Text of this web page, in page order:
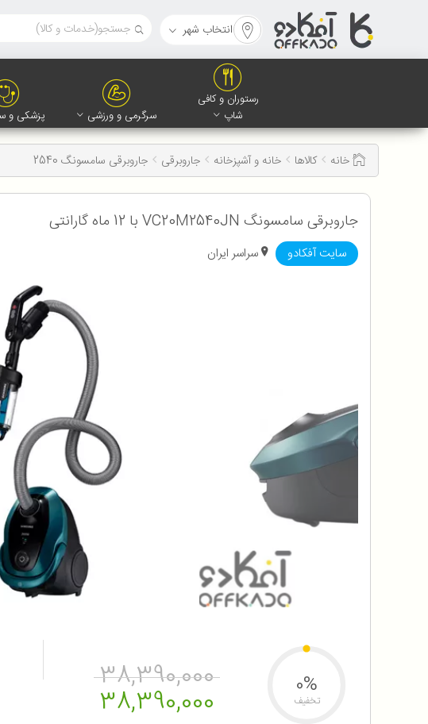
انتخاب شهر
رستوران و کافی
شاپ
سرگرمی و ورزشی پزشکی و
خانه کالاها خانه و آشپزخانه جاروبرقی جاروبرقی سامسونگ 2540
جاروبرقی سامسونگ VC20M2540JN با 12 ماه گارانتی
سایت آفکادو سراسر ایران
38,390,000
38,390,000 0%
تخفیف